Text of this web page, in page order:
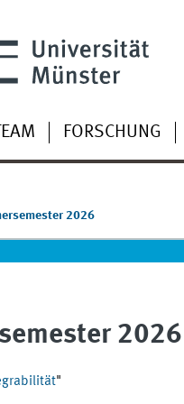
TEAM FORSCHUNG
2026
2026
"